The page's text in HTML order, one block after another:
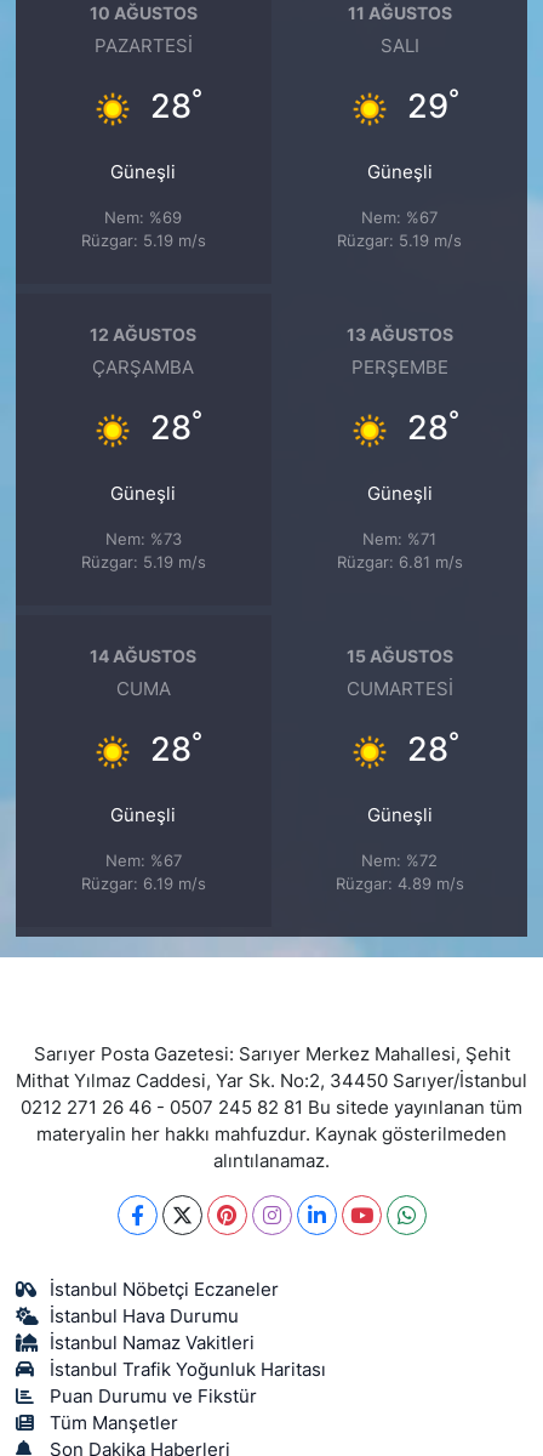
10 AĞUSTOS
PAZARTESI
28°
Güneşli
Nem: %69
Rüzgar: 5.19 m/s
11 AĞUSTOS
SALI
29°
Güneşli
Nem: %67
Rüzgar: 5.19 m/s
12 AĞUSTOS
ÇARŞAMBA
28°
Güneşli
Nem: %73
Rüzgar: 5.19 m/s
13 AĞUSTOS
PERŞEMBE
28°
Güneşli
Nem: %71
Rüzgar: 6.81 m/s
14 AĞUSTOS
CUMA
28°
Güneşli
Nem: %67
Rüzgar: 6.19 m/s
15 AĞUSTOS
CUMARTESI
28°
Güneşli
Nem: %72
Rüzgar: 4.89 m/s
Sarıyer Posta Gazetesi: Sarıyer Merkez Mahallesi, Şehit
Mithat Yılmaz Caddesi, Yar Sk. No:2, 34450 Sarıyer/İstanbul
0212 271 26 46 - 0507 245 82 81 Bu sitede yayınlanan tüm
materyalin her hakkı mahfuzdur. Kaynak gösterilmeden
alıntılanamaz.
İstanbul Nöbetçi Eczaneler
İstanbul Hava Durumu
İstanbul Namaz Vakitleri
İstanbul Trafik Yoğunluk Haritası
Puan Durumu ve Fikstür
Tüm Manşetler
Son Dakika Haberleri